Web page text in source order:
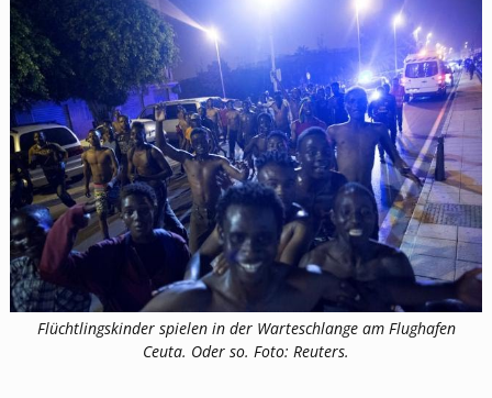
Flüchtlingskinder spielen in der Warteschlange am Flughafen
Ceuta. Oder so. Foto: Reuters.